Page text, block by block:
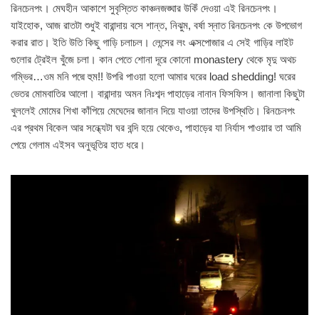
রিনচেনপং। মেঘহীন আকাশে সুবৃস্তিত কাঞ্চনজঙ্ঘার উকিঁ দেওয়া এই রিনচেনপং।
যাইহোক, আজ রাতটা শুধুই বারান্দায় বসে শান্ত, নিঝুম, বর্ষা স্নাত রিনচেনপং কে উপভোগ
করার রাত। ইতি উতি কিছু গাড়ি চলাচল। লেন্সের লং এক্সপোজার এ সেই গাড়ির লাইট
গুলোর ট্রেইল খুঁজে চলা। কান পেতে শোনা দূরে কোনো monastery থেকে মৃদু অথচ
গম্ভির…ওম মনি পদ্মে হুম!! উপরি পাওয়া হলো আমার ঘরের load shedding! ঘরের
ভেতর মোমবাতির আলো। বারান্দায় অমন নিঃশব্দ পাহাড়ের নানান ফিসফিস। জানালা কিছুটা
খুললেই মোমের শিখা কাঁপিয়ে মেঘেদের জানান দিয়ে যাওয়া তাদের উপস্থিতি। রিনচেনপং
এর প্রথম বিকেল আর সন্ধ্যেটা ঘর বন্দি হয়ে থেকেও, পাহাড়ের যা নির্যাস পাওয়ার তা আমি
পেয়ে গেলাম এইসব অনুভূতির হাত ধরে।